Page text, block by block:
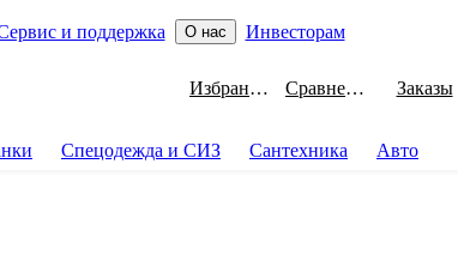
и поддержка О нас Инвесторам
Избранное Сравнение Заказы
Спецодежда и СИЗ Сантехника Авто